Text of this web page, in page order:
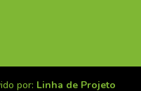
por: Linha de Projeto